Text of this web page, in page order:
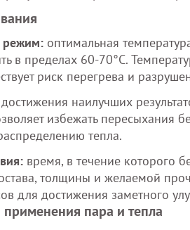
режим: оптимальная
в пределах 60-70°C.
риск перегрева и
наилучших
избежать пересыхания
тепла.
время, в течение которого
толщины и желаемой
для достижения заметного
пара и тепла